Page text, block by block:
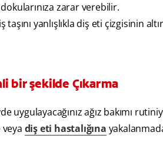
zarar verebilir.
yanlışlıkla diş eti çizgisinin
bir şekilde Çıkarma
ağız bakımı
diş eti hastalığına